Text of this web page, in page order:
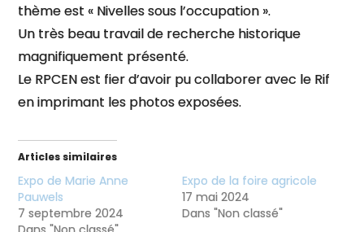
thème est « Nivelles sous l’occupation ».
Un très beau travail de recherche historique
magnifiquement présenté.
Le RPCEN est fier d’avoir pu collaborer avec le Rif
en imprimant les photos exposées.
Articles similaires
Expo de Marie Anne
Pauwels
7 septembre 2024
Expo de la foire agricole
17 mai 2024
Dans "Non classé"